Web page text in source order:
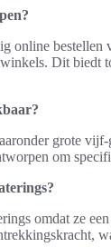
online
Dit biedt
grote
om
omdat ze